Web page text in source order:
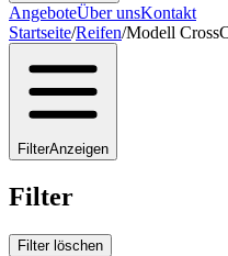
AngeboteÜber unsKontakt
Startseite/Reifen/Modell
FilterAnzeigen
Filter
Filter löschen